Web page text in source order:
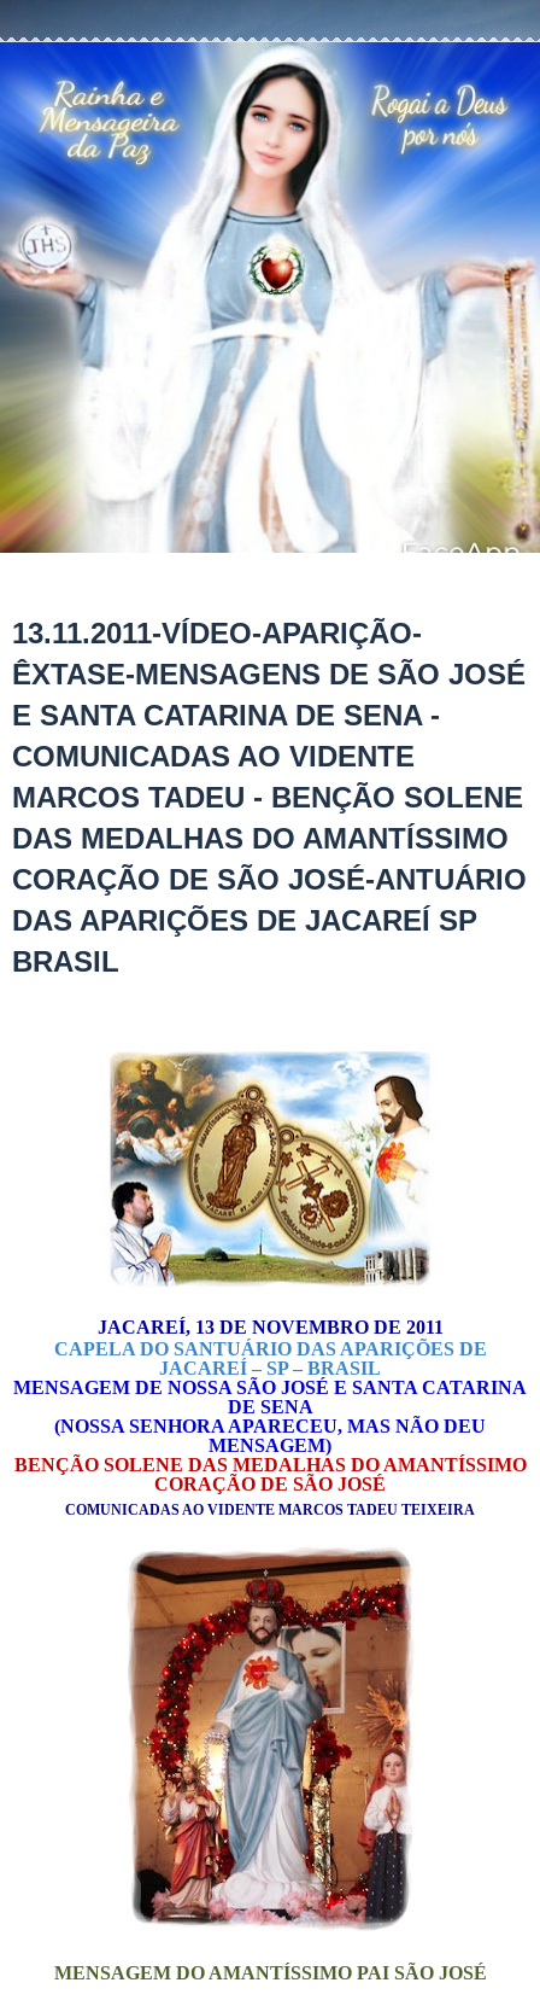
13.11.2011-VÍDEO-APARIÇÃO-
ÊXTASE-MENSAGENS DE SÃO JOSÉ
E SANTA CATARINA DE SENA -
COMUNICADAS AO VIDENTE
MARCOS TADEU - BENÇÃO SOLENE
DAS MEDALHAS DO AMANTÍSSIMO
CORAÇÃO DE SÃO JOSÉ-ANTUÁRIO
DAS APARIÇÕES DE JACAREÍ SP
BRASIL
JACAREÍ, 13 DE NOVEMBRO DE 2011
CAPELA DO SANTUÁRIO DAS APARIÇÕES DE
JACAREÍ – SP – BRASIL
MENSAGEM DE NOSSA SÃO JOSÉ E SANTA CATARINA
DE SENA
(NOSSA SENHORA APARECEU, MAS NÃO DEU
MENSAGEM)
BENÇÃO SOLENE DAS MEDALHAS DO AMANTÍSSIMO
CORAÇÃO DE SÃO JOSÉ
COMUNICADAS AO VIDENTE MARCOS TADEU TEIXEIRA
MENSAGEM DO AMANTÍSSIMO PAI SÃO JOSÉ